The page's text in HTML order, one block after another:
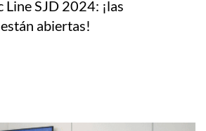
SJD 2024: ¡las
abiertas!